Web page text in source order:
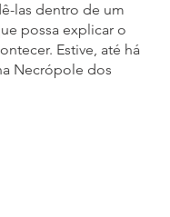
las dentro de um
possa explicar o
Estive, até há
Necrópole dos